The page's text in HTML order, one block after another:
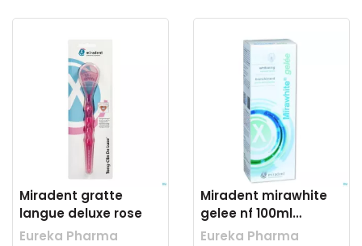
Miradent gratte
langue deluxe rose
Eureka Pharma
Miradent mirawhite
gelee nf 100ml
rempl.2549210
Eureka Pharma